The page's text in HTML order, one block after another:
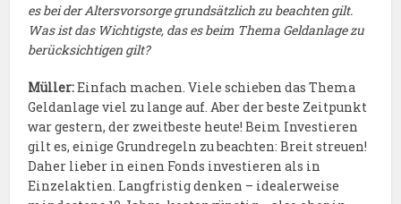
es bei der Altersvorsorge grundsätzlich zu beachten gilt.
Was ist das Wichtigste, das es beim Thema Geldanlage zu
berücksichtigen gilt?
Müller:Einfach machen. Viele schieben das Thema
Geldanlage viel zu lange auf. Aber der beste Zeitpunkt
war gestern, der zweitbeste heute! Beim Investieren
gilt es, einige Grundregeln zu beachten: Breit streuen!
Daher lieber in einen Fonds investieren als in
Einzelaktien. Langfristig denken – idealerweise